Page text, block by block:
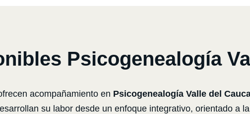
Psicogenealogía
acompañamiento en Psicogenealogía Valle del
su labor desde un enfoque integrativo, orientado a